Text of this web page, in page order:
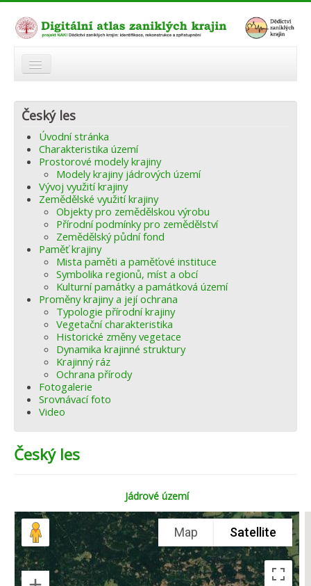
Modelová území
Zaniklé krajiny
Odkazy
Fórum
Autoři
Český les
Úvodní stránka
Charakteristika území
Prostorové modely krajiny
Modely krajiny jádrových území
Vývoj využití krajiny
Zemědělské využití krajiny
Objekty pro zemědělskou výrobu
Přírodní podmínky pro zemědělství
Zemědělský půdní fond
Paměť krajiny
Mista paměti a paměťové instituce
Symbolika regionů, míst a obcí
Kulturní památky a památková území
Proměny krajiny a její ochrana
Typologie přírodní krajiny
Vegetační charakteristika
Historické změny vegetace
Dynamika krajinné struktury
Krajinný ráz
Ochrana přírody
Fotogalerie
Srovnávací foto
Video
Český les
Jádrové území
Map Satellite